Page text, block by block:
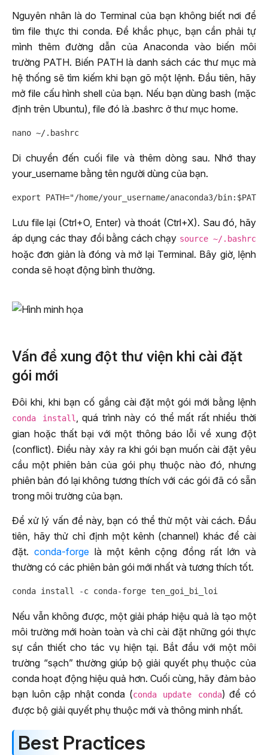
Nguyên nhân là do Terminal của bạn không biết nơi để
tìm file thực thi conda. Để khắc phục, bạn cần phải tự
mình thêm đường dẫn của Anaconda vào biến môi
trường PATH. Biến PATH là danh sách các thư mục mà
hệ thống sẽ tìm kiếm khi bạn gõ một lệnh. Đầu tiên, hãy
mở file cấu hình shell của bạn. Nếu bạn dùng bash (mặc
định trên Ubuntu), file đó là .bashrc ở thư mục home.
Di chuyển đến cuối file và thêm dòng sau. Nhớ thay
your_username bằng tên người dùng của bạn.
Lưu file lại (Ctrl+O, Enter) và thoát (Ctrl+X). Sau đó, hãy
áp dụng các thay đổi bằng cách chạy source ~/.bashrc
hoặc đơn giản là đóng và mở lại Terminal. Bây giờ, lệnh
conda sẽ hoạt động bình thường.
Vấn đề xung đột thư viện khi cài đặt
gói mới
Đôi khi, khi bạn cố gắng cài đặt một gói mới bằng lệnh
conda install
, quá trình này có thể mất rất nhiều thời
gian hoặc thất bại với một thông báo lỗi về xung đột
(conflict). Điều này xảy ra khi gói bạn muốn cài đặt yêu
cầu một phiên bản của gói phụ thuộc nào đó, nhưng
phiên bản đó lại không tương thích với các gói đã có sẵn
trong môi trường của bạn.
Để xử lý vấn đề này, bạn có thể thử một vài cách. Đầu
tiên, hãy thử chỉ định một kênh (channel) khác để cài
đặt. conda-forgelà một kênh cộng đồng rất lớn và
thường có các phiên bản gói mới nhất và tương thích tốt.
Nếu vẫn không được, một giải pháp hiệu quả là tạo một
môi trường mới hoàn toàn và chỉ cài đặt những gói thực
sự cần thiết cho tác vụ hiện tại. Bắt đầu với một môi
trường “sạch” thường giúp bộ giải quyết phụ thuộc của
conda hoạt động hiệu quả hơn. Cuối cùng, hãy đảm bảo
bạn luôn cập nhật conda (conda update conda) để có
được bộ giải quyết phụ thuộc mới và thông minh nhất.
Best Practices